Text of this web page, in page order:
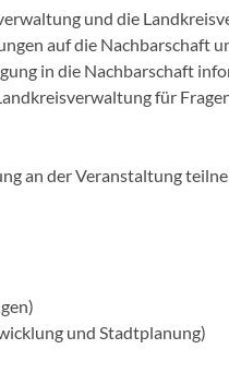
und die
auf die Nachbarschaft
in die Nachbarschaft
für
an der Veranstaltung
und Stadtplanung)